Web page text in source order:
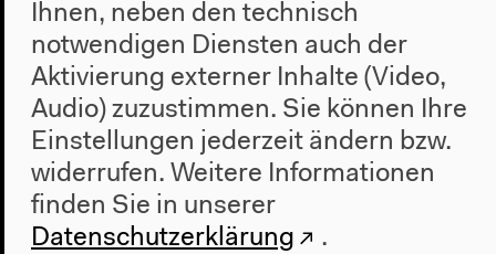
Programm
2022
Ihnen, neben den technisch
notwendigen Diensten auch der
Aktivierung externer Inhalte (Video,
Audio) zuzustimmen. Sie können Ihre
Einstellungen jederzeit ändern bzw.
widerrufen. Weitere Informationen
finden Sie in unserer
Datenschutzerklärung
.